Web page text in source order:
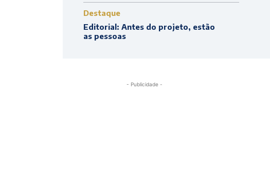
Destaque
Editorial: Antes do projeto, estão
as pessoas
- Publicidade -